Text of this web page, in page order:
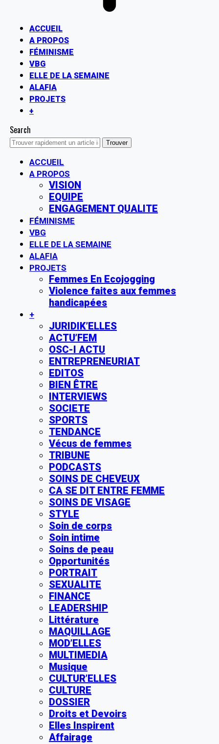
ACCUEIL
A PROPOS
FÉMINISME
VBG
ELLE DE LA SEMAINE
ALAFIA
PROJETS
+
Search
ACCUEIL
A PROPOS
VISION
EQUIPE
ENGAGEMENT QUALITE
FÉMINISME
VBG
ELLE DE LA SEMAINE
ALAFIA
PROJETS
Femmes En Ecojogging
Violence faites aux femmes
handicapées
+
JURIDIK’ELLES
ACTU’FEM
OSC-I ACTU
ENTREPRENEURIAT
EDITOS
BIEN ÊTRE
INTERVIEWS
SOCIETE
SPORTS
TENDANCE
Vécus de femmes
TRIBUNE
PODCASTS
SOINS DE CHEVEUX
CA SE DIT ENTRE FEMME
SOINS DE VISAGE
STYLE
Soin de corps
Soin intime
Soins de peau
Opportunités
PORTRAIT
SEXUALITE
FINANCE
LEADERSHIP
Littérature
MAQUILLAGE
MOD’ELLES
MULTIMEDIA
Musique
CULTUR’ELLES
CULTURE
DOSSIER
Droits et Devoirs
Elles Inspirent
Affairage